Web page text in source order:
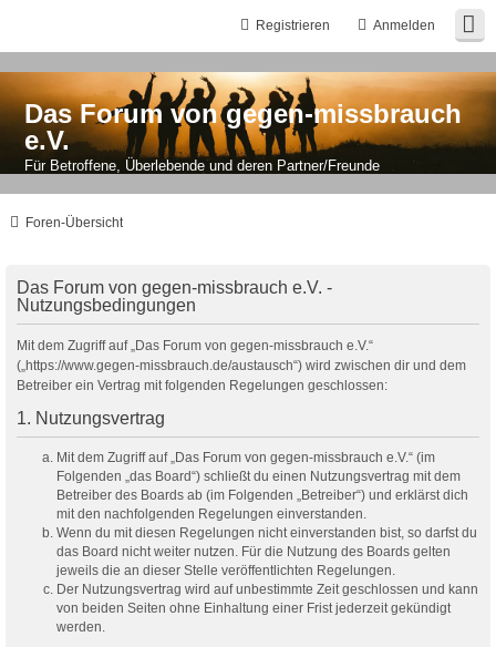
Anmelden
Registrieren
Das Forum von gegen-missbrauch
e.V.
Für Betroffene, Überlebende und deren Partner/Freunde
Foren-Übersicht
Das Forum von gegen-missbrauch e.V. -
Nutzungsbedingungen
Mit dem Zugriff auf „Das Forum von gegen-missbrauch e.V.“
(„https://www.gegen-missbrauch.de/austausch“) wird zwischen dir und dem
Betreiber ein Vertrag mit folgenden Regelungen geschlossen:
1. Nutzungsvertrag
Mit dem Zugriff auf „Das Forum von gegen-missbrauch e.V.“ (im
Folgenden „das Board“) schließt du einen Nutzungsvertrag mit dem
Betreiber des Boards ab (im Folgenden „Betreiber“) und erklärst dich
mit den nachfolgenden Regelungen einverstanden.
Wenn du mit diesen Regelungen nicht einverstanden bist, so darfst du
das Board nicht weiter nutzen. Für die Nutzung des Boards gelten
jeweils die an dieser Stelle veröffentlichten Regelungen.
Der Nutzungsvertrag wird auf unbestimmte Zeit geschlossen und kann
von beiden Seiten ohne Einhaltung einer Frist jederzeit gekündigt
werden.